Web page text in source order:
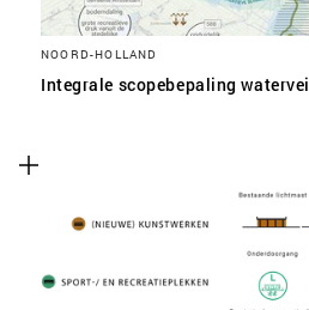
NOORD-HOLLAND
Integrale scopebepaling